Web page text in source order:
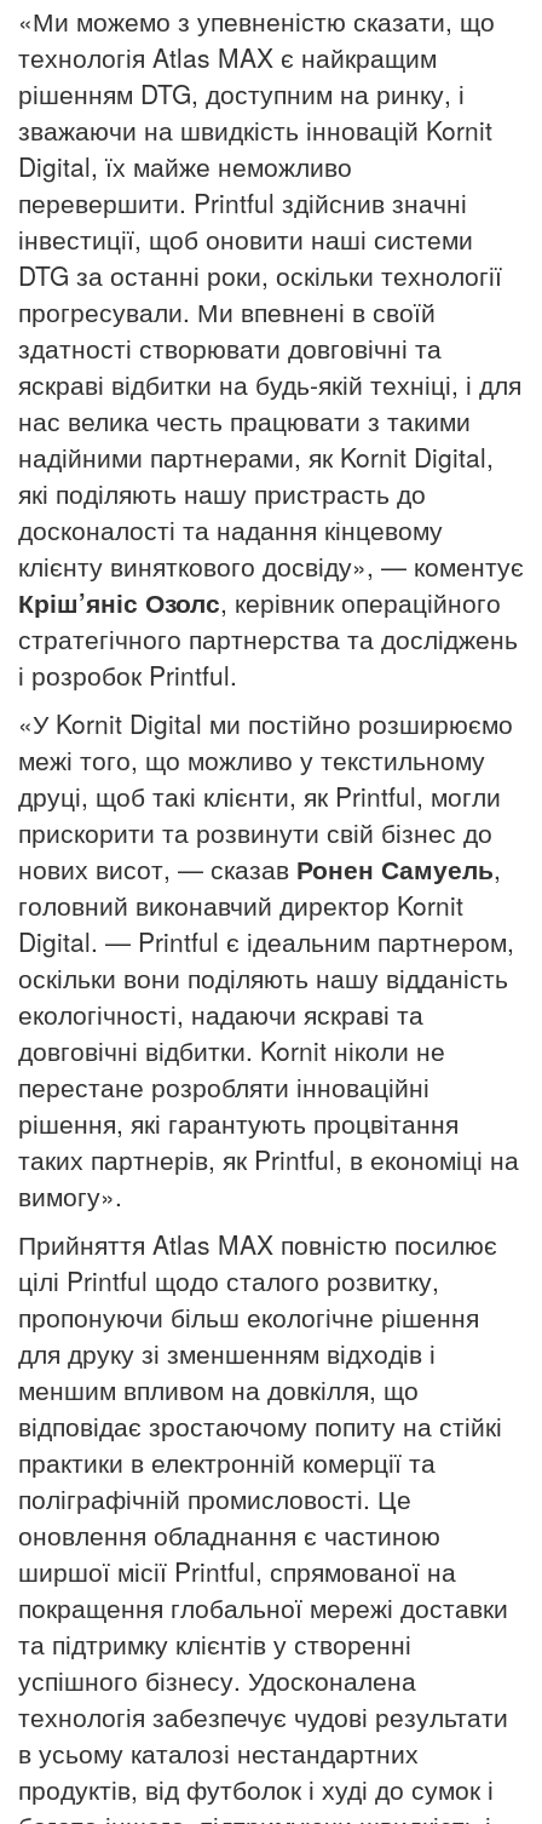
«Ми можемо з упевненістю сказати, що
технологія Atlas MAX є найкращим
рішенням DTG, доступним на ринку, і
зважаючи на швидкість інновацій Kornit
Digital, їх майже неможливо
перевершити. Printful здійснив значні
інвестиції, щоб оновити наші системи
DTG за останні роки, оскільки технології
прогресували. Ми впевнені в своїй
здатності створювати довговічні та
яскраві відбитки на будь-якій техніці, і для
нас велика честь працювати з такими
надійними партнерами, як Kornit Digital,
які поділяють нашу пристрасть до
досконалості та надання кінцевому
клієнту виняткового досвіду», — коментує
Кріш’яніс Озолс, керівник операційного
стратегічного партнерства та досліджень
і розробок Printful.
«У Kornit Digital ми постійно розширюємо
межі того, що можливо у текстильному
друці, щоб такі клієнти, як Printful, могли
прискорити та розвинути свій бізнес до
нових висот, — сказав Ронен Самуель,
головний виконавчий директор Kornit
Digital. — Printful є ідеальним партнером,
оскільки вони поділяють нашу відданість
екологічності, надаючи яскраві та
довговічні відбитки. Kornit ніколи не
перестане розробляти інноваційні
рішення, які гарантують процвітання
таких партнерів, як Printful, в економіці на
вимогу».
Прийняття Atlas MAX повністю посилює
цілі Printful щодо сталого розвитку,
пропонуючи більш екологічне рішення
для друку зі зменшенням відходів і
меншим впливом на довкілля, що
відповідає зростаючому попиту на стійкі
практики в електронній комерції та
поліграфічній промисловості. Це
оновлення обладнання є частиною
ширшої місії Printful, спрямованої на
покращення глобальної мережі доставки
та підтримку клієнтів у створенні
успішного бізнесу. Удосконалена
технологія забезпечує чудові результати
в усьому каталозі нестандартних
продуктів, від футболок і худі до сумок і